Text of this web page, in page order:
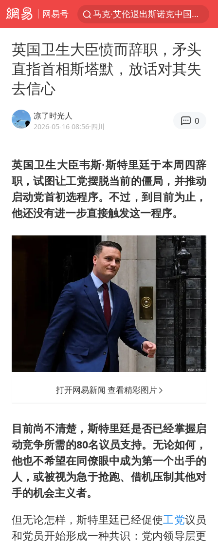
网易号
马克·艾伦退出斯诺克中国公开赛
新疆优化调整景区内自驾服务费
上四休三，但降薪1000元，你接受吗？
商场现钱学森巨幅海报 负责人回应
全民健身事业高质量发展
台当局重金为“台独”织“皇帝新衣”
几元成本的AI广告导致千万市值蒸发
老挝国会主席赛宋蓬逝世
《欢迎来龙餐馆》口碑
白海豚将正面袭击贯穿浙江
酒店回应车内过夜被收150元
黄金牛市回来了吗
乐享全民健身 共筑健康中国
英国卫生大臣愤而辞职，矛头
直指首相斯塔默，放话对其失
去信心
凉了时光人
2026-05-16 08:56·四川
0
英国卫生大臣韦斯·斯特里廷于本周四辞
职，试图让工党摆脱当前的僵局，并推动
启动党首初选程序。不过，到目前为止，
他还没有进一步直接触发这一程序。
打开网易新闻 查看精彩图片
目前尚不清楚，斯特里廷是否已经掌握启
动竞争所需的80名议员支持。无论如何，
他也不希望在同僚眼中成为第一个出手的
人，或被视为急于抢跑、借机压制其他对
手的机会主义者。
但无论怎样，斯特里廷已经促使工党议员
和党员开始形成一种共识：党内领导层更